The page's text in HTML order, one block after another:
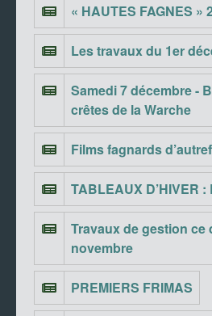
« HAUTES FAGNES »
Les travaux du 1er
Samedi 7 décembre -
crêtes de la Warche
Films fagnards
TABLEAUX D’HIVER
Travaux de gestion ce
novembre
PREMIERS FRIMAS